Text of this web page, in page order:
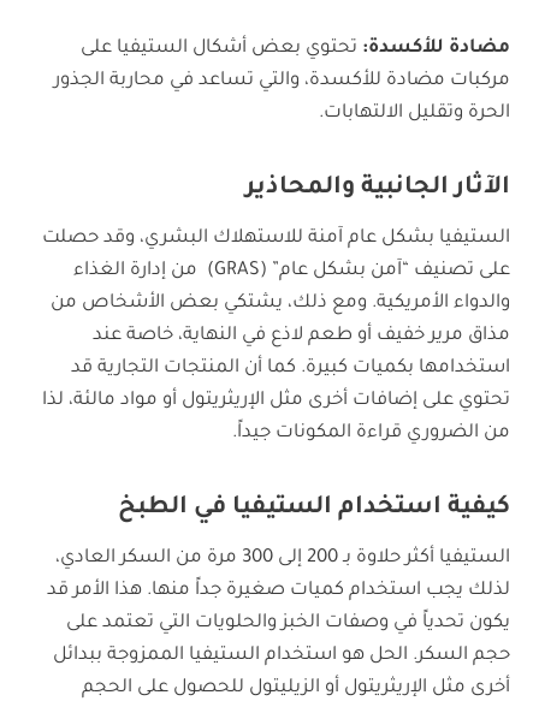
مضادة للأكسدة: تحتوي بعض أشكال الستيفيا على
مركبات مضادة للأكسدة، والتي تساعد في محاربة الجذور
الحرة وتقليل الالتهابات.
الآثار الجانبية والمحاذير
الستيفيا بشكل عام آمنة للاستهلاك البشري، وقد حصلت
على تصنيف “آمن بشكل عام” (GRAS) من إدارة الغذاء
والدواء الأمريكية. ومع ذلك، يشتكي بعض الأشخاص من
مذاق مرير خفيف أو طعم لاذع في النهاية، خاصة عند
استخدامها بكميات كبيرة. كما أن المنتجات التجارية قد
تحتوي على إضافات أخرى مثل الإريثريتول أو مواد مالئة، لذا
من الضروري قراءة المكونات جيداً.
كيفية استخدام الستيفيا في الطبخ
الستيفيا أكثر حلاوة بـ 200 إلى 300 مرة من السكر العادي،
لذلك يجب استخدام كميات صغيرة جداً منها. هذا الأمر قد
يكون تحدياً في وصفات الخبز والحلويات التي تعتمد على
حجم السكر. الحل هو استخدام الستيفيا الممزوجة ببدائل
أخرى مثل الإريثريتول أو الزيليتول للحصول على الحجم